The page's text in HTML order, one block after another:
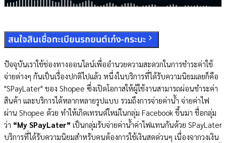
สนใจสินเชื่อทะเบียนรถยนต์เก๋ง-กระบะ
ปัจจุบันเราใช้ช่องทางออนไลน์เพื่ออำนวยความสะดวกในการชำระค่าใช้
จ่ายต่างๆ กันเป็นเรื่องปกติไปแล้ว หนึ่งในบริการที่ได้รับความนิยมเลยก็คือ
"SPayLater" ของ Shopee ซึ่งเปิดโอกาสให้ผู้ใช้งานสามารถผ่อนชำระค่า
สินค้า และบริการได้หลากหลายรูปแบบ รวมถึงการจ่ายค่าน้ำ จ่ายค่าไฟ
ผ่าน Shopee ด้วย ทำให้เกิดเทรนด์ใหม่ในกลุ่ม Facebook ขึ้นมา ชื่อกลุ่ม
ว่า “My SPayLater” เป็นกลุ่มรับจ่ายค่าน้ำค่าไฟแทนกันด้วย SPayLater
บริการที่ได้รับความนิยมสำหรับคนต้องการใช้เงินสดด่วนๆ เนื่องจากวงเงิน